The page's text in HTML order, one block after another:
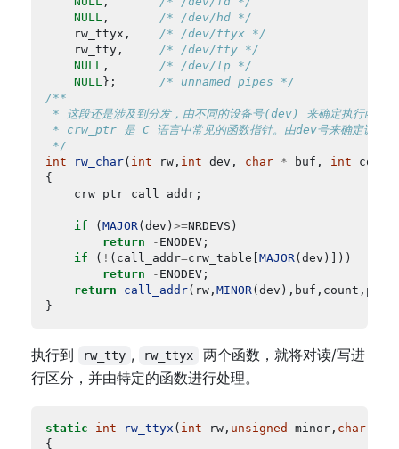
NULL
/* /dev/hd */
/* /dev/ttyx */
/* /dev/tty */
NULL
/* /dev/lp */
NULL
/* unnamed pipes */
*/
int
rw_char( int rw, int dev, char * buf, int
if ( MAJOR(dev) >=
return
-
if ( ! (call_addr=crw_table[ MAJOR
return
-
return
call_addr(rw, MINOR
执行到 rw_tty , rw_ttyx
两个函数，就将对读/写进
行区分，并由特定的函数进行处理。
static int rw_ttyx ( int rw, unsigned minor, char